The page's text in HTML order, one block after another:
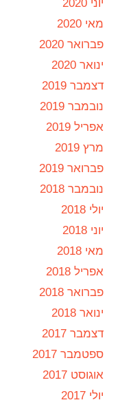
יוני 2020
מאי 2020
פברואר 2020
ינואר 2020
דצמבר 2019
נובמבר 2019
אפריל 2019
מרץ 2019
פברואר 2019
נובמבר 2018
יולי 2018
יוני 2018
מאי 2018
אפריל 2018
פברואר 2018
ינואר 2018
דצמבר 2017
ספטמבר 2017
אוגוסט 2017
יולי 2017